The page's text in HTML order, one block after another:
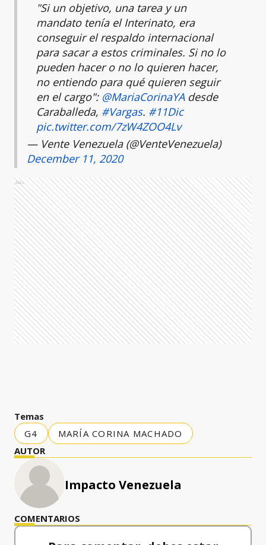
"Si un objetivo, una tarea y un
mandato tenía el Interinato, era
conseguir el respaldo internacional
para sacar a estos criminales. Si no lo
pueden hacer o no lo quieren hacer,
no entiendo para qué quieren seguir
en el cargo": @MariaCorinaYAdesde
Caraballeda, #Vargas. #11Dic
pic.twitter.com/7zW4ZOO4Lv
— Vente Venezuela (@VenteVenezuela)
December 11, 2020
Ads
Temas
G4
MARÍA CORINA MACHADO
AUTOR
Impacto Venezuela
COMENTARIOS